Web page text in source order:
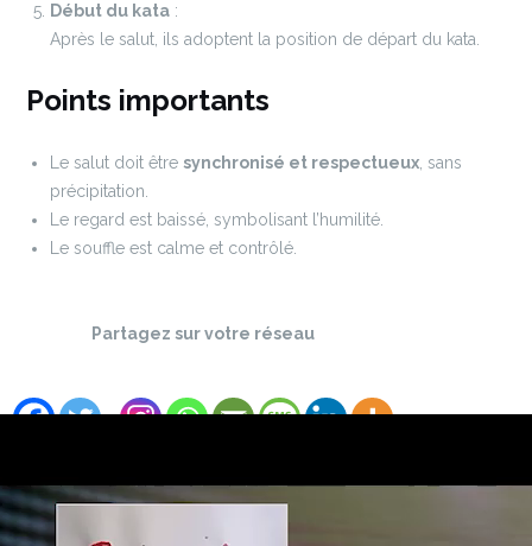
Début du kata :
Après le salut, ils adoptent la position de départ du kata.
Points importants
Le salut doit être synchronisé et respectueux, sans
précipitation.
Le regard est baissé, symbolisant l’humilité.
Le souffle est calme et contrôlé.
Partagez sur votre réseau